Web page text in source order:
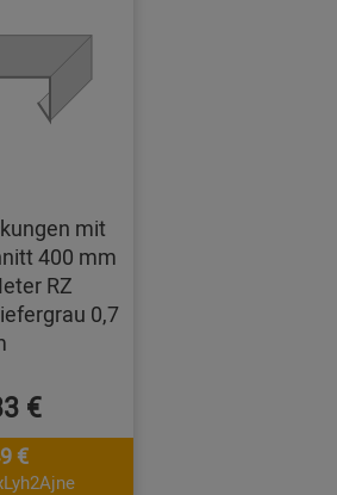
mit
400 mm
RZ
0,7
€
€